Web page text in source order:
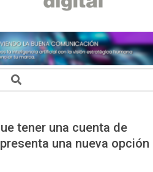
Search
tener una cuenta de
presenta una nueva opción